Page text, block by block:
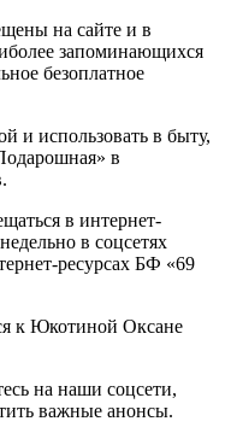
на сайте и в
запоминающихся
безоплатное
и использовать в быту,
в
в интернет-
в соцсетях
ресурсах БФ «69
к Юкотиной Оксане
на наши соцсети,
важные анонсы.